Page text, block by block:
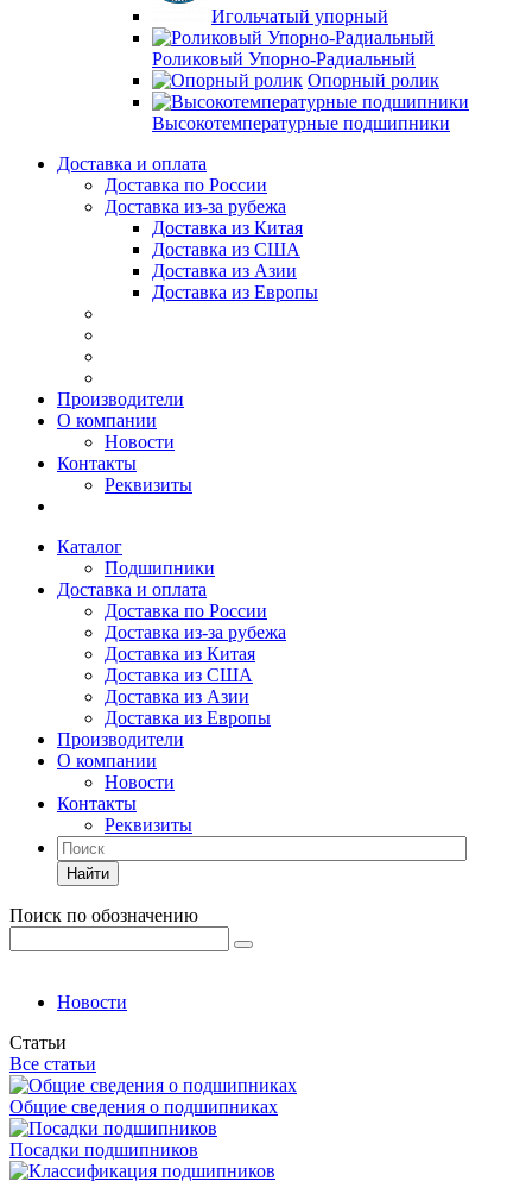
Игольчатый упорный
Роликовый Упорно-Радиальный
Опорный ролик
Высокотемпературные подшипники
Доставка и оплата
Доставка по России
Доставка из-за рубежа
Доставка из Китая
Доставка из США
Доставка из Азии
Доставка из Европы
Производители
О компании
Новости
Контакты
Реквизиты
Каталог
Подшипники
Доставка и оплата
Доставка по России
Доставка из-за рубежа
Доставка из Китая
Доставка из США
Доставка из Азии
Доставка из Европы
Производители
О компании
Новости
Контакты
Реквизиты
Найти
Поиск по обозначению
Новости
Статьи
Все статьи
Общие сведения о подшипниках
Посадки подшипников